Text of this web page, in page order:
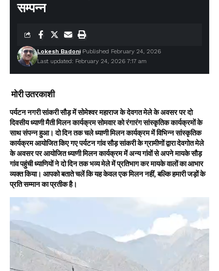
सम्पन्न
Last updated: February 24, 2026 7:17 am
Lokesh Badoni Published February 24, 2026
मोरी उतरकाशी
पर्यटन नगरी सांकरी सौड़ में सोमेश्वर महाराज के देवगत मेले के अवसर पर दो
दिवसीय ध्याणी मैती मिलन कार्यक्रम सोमवार को रंगारंग सांस्कृतिक कार्यक्रमों के
साथ संपन्न हुआ। दो दिन तक चले ध्याणी मिलन कार्यक्रम में विभिन्न सांस्कृतिक
कार्यक्रम आयोजित किए गए पर्यटन गांव सौड़ सांकरी के ग्रामीणों द्वारा देवगोत मेले
के अवसर पर आयोजित ध्याणी मिलन कार्यक्रम में अन्य गांवों से अपने मायके सौड़
गांव पहुंची ध्याणियों ने दो दिन तक भव्य मेले में प्रतिभाग कर मायके वालों का आभार
व्यक्त किया। आपको बताते चलें कि यह केवल एक मिलन नहीं, बल्कि हमारी जड़ों के
प्रति सम्मान का प्रतीक है।